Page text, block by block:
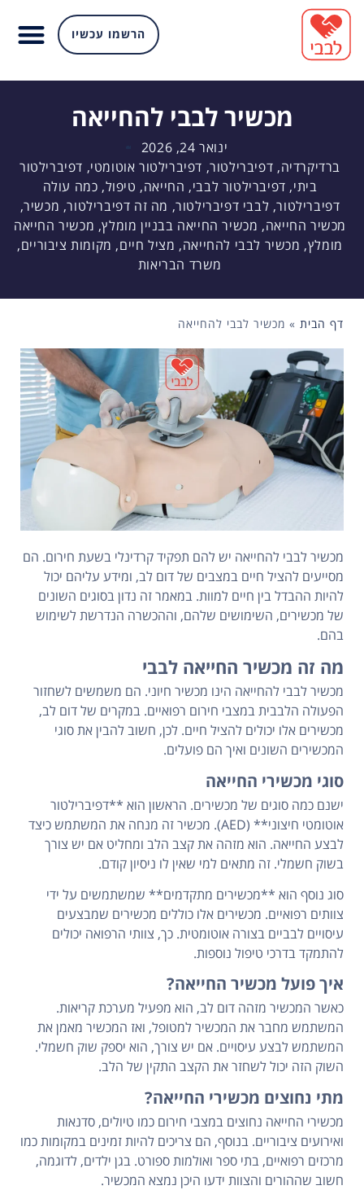
הרשמו עכשיו
מכשיר לבבי להחייאה
ינואר 24, 2026
ברדיקרדיה, דפיברילטור, דפיברילטור אוטומטי, דפיברילטור
ביתי, דפיברילטור לבבי, החייאה, טיפול, כמה עולה
דפיברילטור, לבבי דפיברילטור, מה זה דפיברילטור, מכשיר,
מכשיר החייאה, מכשיר החייאה בבניין מומלץ, מכשיר החייאה
מומלץ, מכשיר לבבי להחייאה, מציל חיים, מקומות ציבוריים,
משרד הבריאות
דף הבית» מכשיר לבבי להחייאה
מכשיר לבבי להחייאה יש להם תפקיד קרדינלי בשעת חירום. הם
מסייעים להציל חיים במצבים של דום לב, ומידע עליהם יכול
להיות ההבדל בין חיים למוות. במאמר זה נדון בסוגים השונים
של מכשירים, השימושים שלהם, וההכשרה הנדרשת לשימוש
בהם.
מה זה מכשיר החייאה לבבי
מכשיר לבבי להחייאה הינו מכשיר חיוני. הם משמשים לשחזור
הפעולה הלבבית במצבי חירום רפואיים. במקרים של דום לב,
מכשירים אלו יכולים להציל חיים. לכן, חשוב להבין את סוגי
המכשירים השונים ואיך הם פועלים.
סוגי מכשירי החייאה
ישנם כמה סוגים של מכשירים. הראשון הוא **דפיברילטור
אוטומטי חיצוני** (AED). מכשיר זה מנחה את המשתמש כיצד
לבצע החייאה. הוא מזהה את קצב הלב ומחליט אם יש צורך
בשוק חשמלי. זה מתאים למי שאין לו ניסיון קודם.
סוג נוסף הוא **מכשירים מתקדמים** שמשתמשים על ידי
צוותים רפואיים. מכשירים אלו כוללים מכשירים שמבצעים
עיסויים לבביים בצורה אוטומטית. כך, צוותי הרפואה יכולים
להתמקד בדרכי טיפול נוספות.
איך פועל מכשיר החייאה?
כאשר המכשיר מזהה דום לב, הוא מפעיל מערכת קריאות.
המשתמש מחבר את המכשיר למטופל, ואז המכשיר מאמן את
המשתמש לבצע עיסויים. אם יש צורך, הוא יספק שוק חשמלי.
השוק הזה יכול לשחזר את הקצב התקין של הלב.
מתי נחוצים מכשירי החייאה?
מכשירי החייאה נחוצים במצבי חירום כמו טיולים, סדנאות
ואירועים ציבוריים. בנוסף, הם צריכים להיות זמינים במקומות כמו
מרכזים רפואיים, בתי ספר ואולמות ספורט. בגן ילדים, לדוגמה,
חשוב שההורים והצוות ידעו היכן נמצא המכשיר.